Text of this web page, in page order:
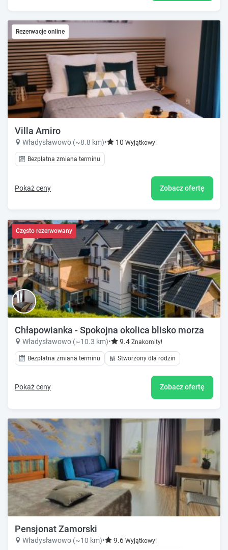
Rezerwacje online
Villa Amiro
Władysławowo (~8.8 km)• 10 Wyjątkowy!
Bezpłatna zmiana terminu
Pokaż ceny Zobacz ofertę
Często rezerwowany
Chłapowianka - Spokojna okolica blisko morza
Władysławowo (~10.3 km)• 9.4 Znakomity!
Bezpłatna zmiana terminu Stworzony dla rodzin
Pokaż ceny Zobacz ofertę
Pensjonat Zamorski
Władysławowo (~10 km)• 9.6 Wyjątkowy!